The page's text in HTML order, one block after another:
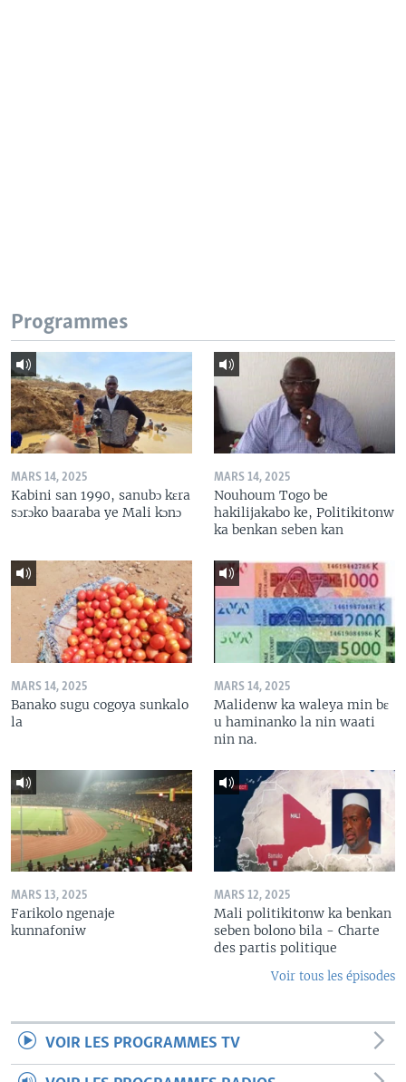
Programmes
MARS 14, 2025
Kabini san 1990, sanubɔ kɛra
sɔrɔko baaraba ye Mali kɔnɔ
MARS 14, 2025
Nouhoum Togo be
hakilijakabo ke, Politikitonw
ka benkan seben kan
MARS 14, 2025
Banako sugu cogoya sunkalo
la
MARS 14, 2025
Malidenw ka waleya min bɛ
u haminanko la nin waati
nin na.
MARS 13, 2025
Farikolo ngenaje
kunnafoniw
MARS 12, 2025
Mali politikitonw ka benkan
seben bolono bila - Charte
des partis politique
Voir tous les épisodes
VOIR LES PROGRAMMES TV